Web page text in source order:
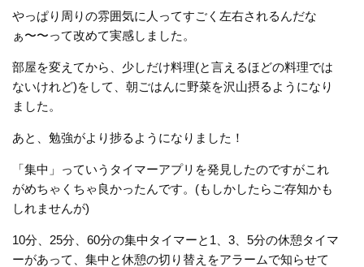
やっぱり周りの雰囲気に人ってすごく左右されるんだな
ぁ〜〜って改めて実感しました。
部屋を変えてから、少しだけ料理(と言えるほどの料理では
ないけれど)をして、朝ごはんに野菜を沢山摂るようになり
ました。
あと、勉強がより捗るようになりました！
「集中」っていうタイマーアプリを発見したのですがこれ
がめちゃくちゃ良かったんです。(もしかしたらご存知かも
しれませんが)
10分、25分、60分の集中タイマーと1、3、5分の休憩タイマ
ーがあって、集中と休憩の切り替えをアラームで知らせて